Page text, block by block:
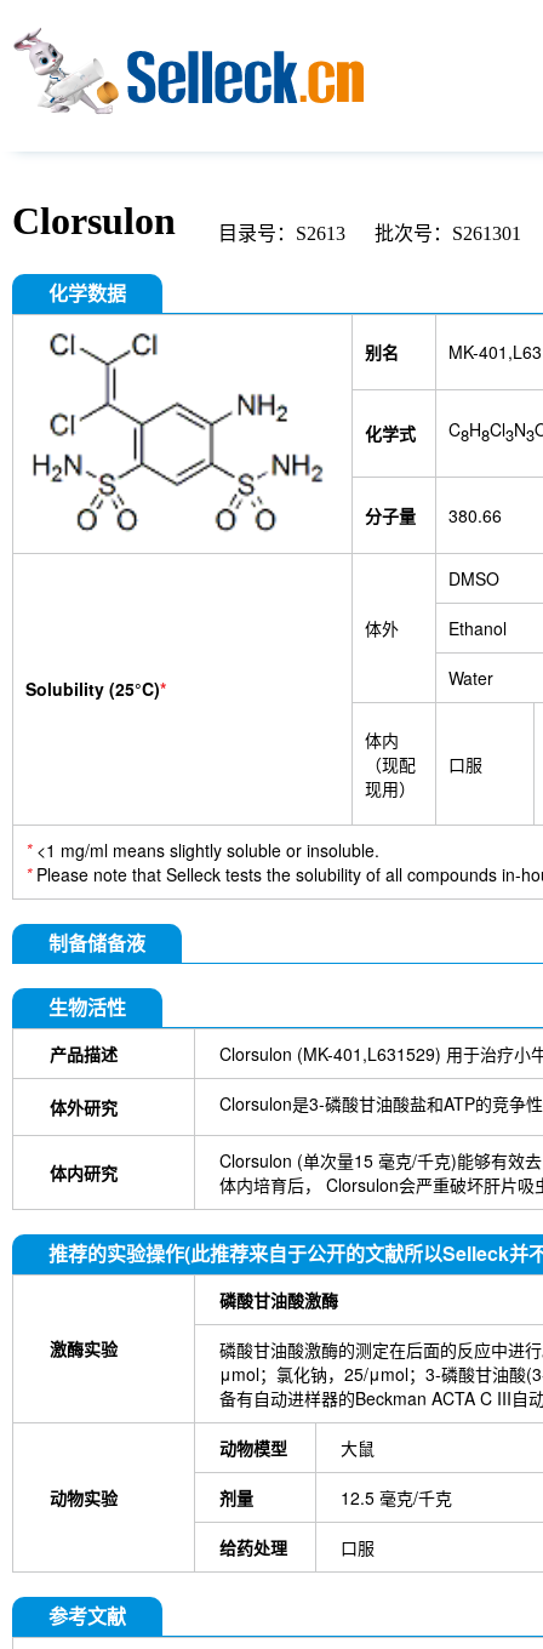
Clorsulon 目录号：S2613 批次号：S261301
化学数据
别名 MK-
化学式 C8H8Cl3N3
分子量 380.66
Solubility (25°C)*
体外
DMSO
Ethanol
Water
体内
（现配
现用）
口服
*<1 mg/ml means slightly soluble or insoluble.
*Please note that Selleck tests the solubility of all compounds in-
制备储备液
生物活性
产品描述 Clorsulon (MK-401,L631529) 用于治疗小
体外研究 Clorsulon是3-磷酸甘油酸盐和ATP的竞争
体内研究
Clorsulon (单次量15 毫克/千克)能够有效
体内培育后， Clorsulon会严重破坏肝片吸
推荐的实验操作(此推荐来自于公开的文献所以Selleck并
激酶实验
磷酸甘油酸激酶
磷酸甘油酸激酶的测定在后面的反应中进
μmol；氯化钠，25/μmol；3-磷酸甘油酸
备有自动进样器的Beckman ACTA C III自
动物实验
动物模型 大鼠
剂量 12.5 毫克/千克
给药处理 口服
参考文献